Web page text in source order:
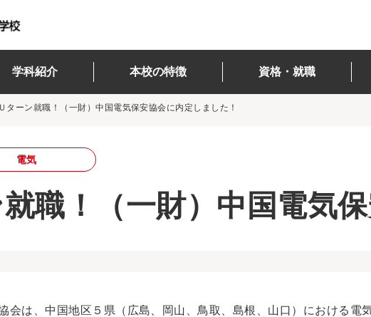
学科紹介 本校の特徴 資格・就職
Ｕターン就職！（一財）中国電気保安協会に内定しました！
電気
就職！（一財）中国電気
会は、中国地区５県（広島、岡山、鳥取、島根、山口）における電